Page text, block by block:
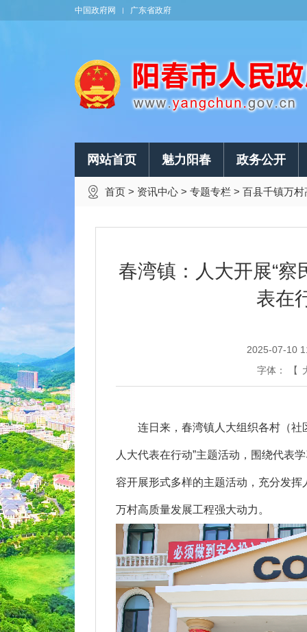
中国政府网 广东省政府
网站首页 魅力阳春 政务公开
首页 > 资讯中心 > 专题专栏 > 百县千镇万
春湾镇：人大开展“察
表在
2025-07-10
字体：
【
连日来，春湾镇人大组织各村（社
人大代表在行动”主题活动，围绕代表
容开展形式多样的主题活动，充分发
万村高质量发展工程强大动力。